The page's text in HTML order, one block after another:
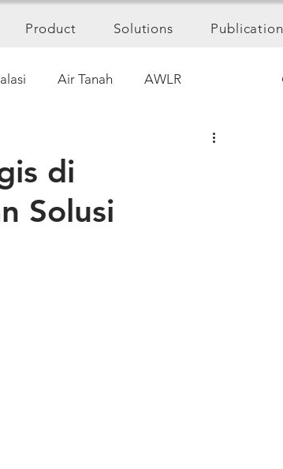
Product Solutions Publication
Air Tanah AWLR
di
Solusi